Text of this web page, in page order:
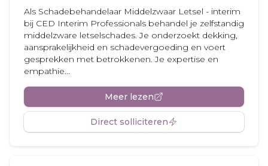
Als Schadebehandelaar Middelzwaar Letsel - interim
bij CED Interim Professionals behandel je zelfstandig
middelzware letselschades. Je onderzoekt dekking,
aansprakelijkheid en schadevergoeding en voert
gesprekken met betrokkenen. Je expertise en
empathie...
Meer lezen
Direct solliciteren